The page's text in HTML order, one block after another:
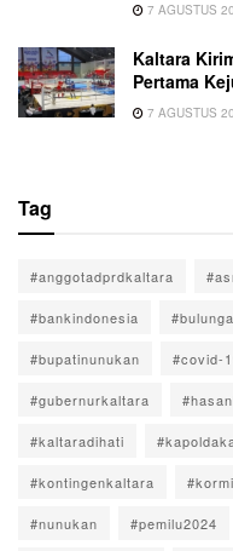
7 AGUSTUS
Kaltara
Pertama
7 AGUSTUS
Tag
#anggotadprdkaltara
#bankindonesia
#bupatinunukan #covid-
#gubernurkaltara
#kaltaradihati
#kontingenkaltara
#nunukan #pemilu2024